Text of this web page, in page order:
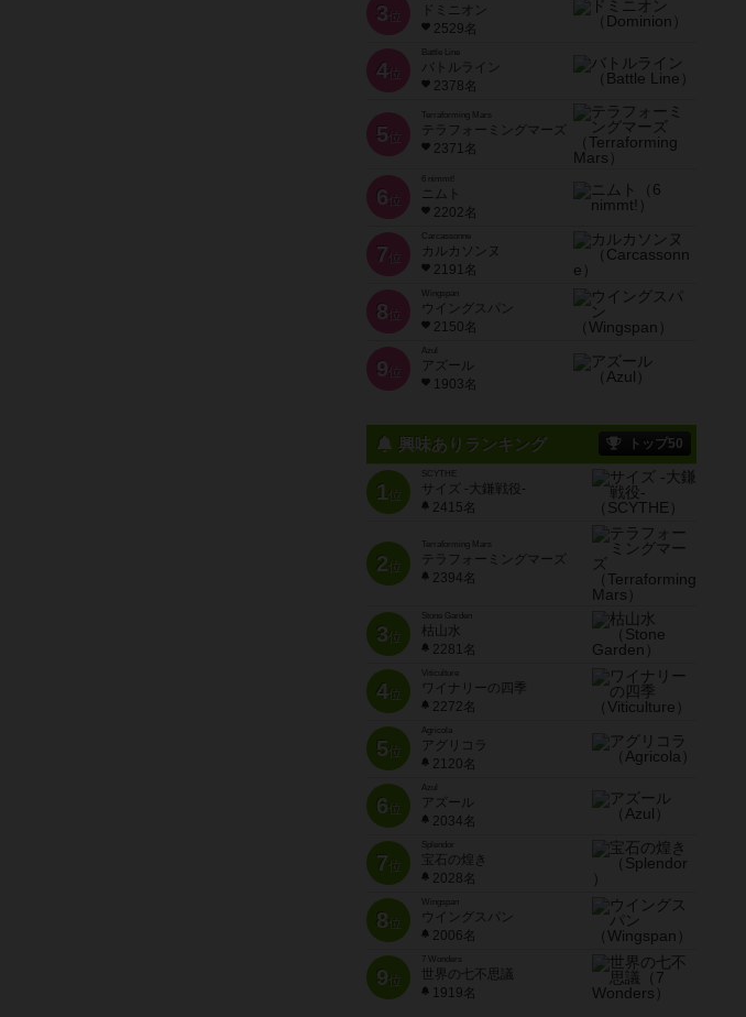
3 位
ドミニオン
2529名
4位
Battle Line
バトルライン
2378名
5 位
Terraforming Mars
テラフォーミングマーズ
2371名
6 位
ニムト
2202名
7 位
Carcassonne
カルカソンヌ
2191名
8 位
Wingspan
ウイングスパン
2150名
9 位
Azul
アズール
1903名
興味ありランキング トップ50
1位
SCYTHE
サイズ -大鎌戦役-
2415名
2位
Terraforming Mars
テラフォーミングマーズ
2394名
3位
Stone Garden
枯山水
2281名
4位
Viticulture
ワイナリーの四季
2272名
5位
Agricola
アグリコラ
2120名
6位
Azul
アズール
2034名
7位
宝石の煌き
2028名
8位
Wingspan
ウイングスパン
2006名
9位
7 Wonders
世界の七不思議
1919名